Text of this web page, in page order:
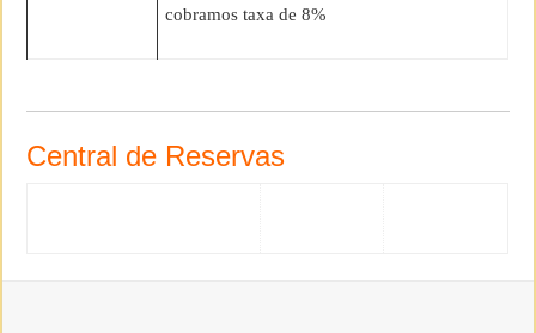
cobramos taxa de 8%
Central de Reservas